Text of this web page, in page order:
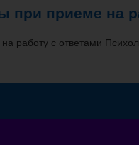
при приеме на
работу с ответами